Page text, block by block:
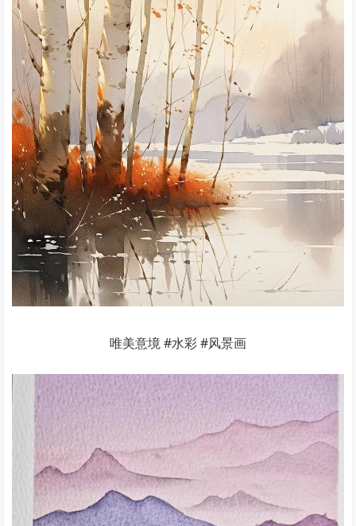
唯美意境 #水彩 #风景画